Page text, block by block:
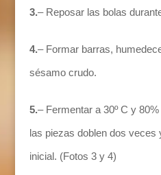
3.– Reposar las bolas
4.– Formar barras,
sésamo crudo.
5.– Fermentar a 30º C y
las piezas doblen dos veces
inicial. (Fotos 3 y 4)